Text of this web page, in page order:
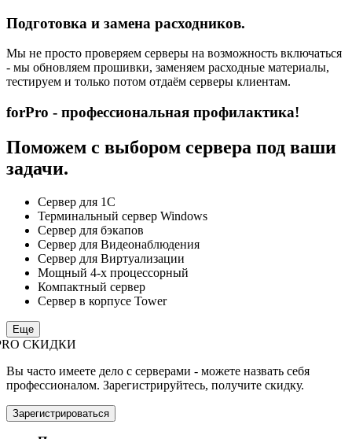
Подготовка и замена расходников.
Мы не просто проверяем серверы на возможность включаться
- мы обновляем прошивки, заменяем расходные материалы,
тестируем и только потом отдаём серверы клиентам.
forPro - профессиональная профилактика!
Поможем с выбором сервера под ваши
задачи.
Сервер для 1С
Терминальный сервер Windows
Сервер для бэкапов
Сервер для Видеонаблюдения
Сервер для Виртуализации
Мощный 4-х процессорный
Компактный сервер
Сервер в корпусе Tower
Еще
СКИДКИ
Вы часто имеете дело с серверами - можете назвать себя
профессионалом. Зарегистрируйтесь, получите скидку.
Зарегистрироваться